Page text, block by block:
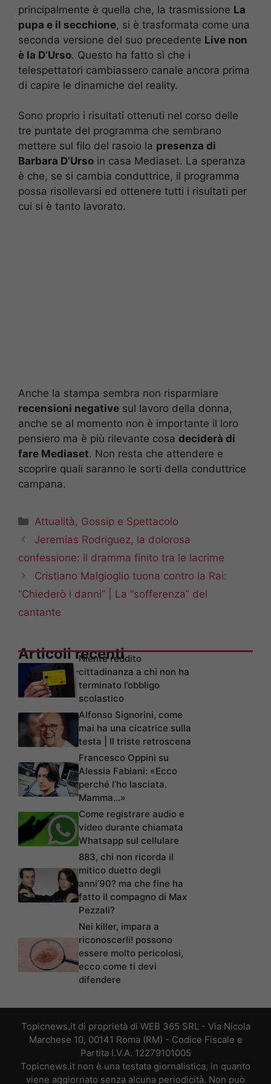
principalmente è quella che, la trasmissione La
pupa e il secchione, si è trasformata come una
seconda versione del suo precedente Live non
è la D’Urso. Questo ha fatto sì che i
telespettatori cambiassero canale ancora prima
di capire le dinamiche del reality.
Sono proprio i risultati ottenuti nel corso delle
tre puntate del programma che sembrano
mettere sul filo del rasoio la presenza di
Barbara D’Urso in casa Mediaset. La speranza
è che, se si cambia conduttrice, il programma
possa risollevarsi ed ottenere tutti i risultati per
cui si è tanto lavorato.
Anche la stampa sembra non risparmiare
recensioni negative sul lavoro della donna,
anche se al momento non è importante il loro
pensiero ma è più rilevante cosa deciderà di
fare Mediaset. Non resta che attendere e
scoprire quali saranno le sorti della conduttrice
campana.
Categorie
Attualità , Gossip e Spettacolo
Jeremias Rodriguez, la dolorosa
confessione: il dramma finito tra le lacrime
Cristiano Malgioglio tuona contro la Rai:
“Chiederò i danni” | La “sofferenza” del
cantante
Articoli recenti
Niente reddito
cittadinanza a chi non ha
terminato l’obbligo
scolastico
Alfonso Signorini, come
mai ha una cicatrice sulla
testa | Il triste retroscena
Francesco Oppini su
Alessia Fabiani: «Ecco
perché l’ho lasciata.
Mamma…»
Come registrare audio e
video durante chiamata
Whatsapp sul cellulare
883, chi non ricorda il
mitico duetto degli
anni’90? ma che fine ha
fatto il compagno di Max
Pezzali?
Nei killer, impara a
riconoscerli! possono
essere molto pericolosi,
ecco come ti devi
difendere
Topicnews.it di proprietà di WEB 365 SRL - Via Nicola
Marchese 10, 00141 Roma (RM) - Codice Fiscale e
Partita I.V.A. 12279101005
Topicnews.it non è una testata giornalistica, in quanto
viene aggiornato senza alcuna periodicità. Non può